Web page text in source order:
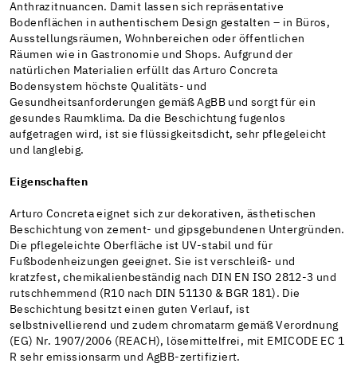
Anthrazitnuancen. Damit lassen sich repräsentative
Bodenflächen in authentischem Design gestalten – in Büros,
Ausstellungsräumen, Wohnbereichen oder öffentlichen
Räumen wie in Gastronomie und Shops. Aufgrund der
natürlichen Materialien erfüllt das Arturo Concreta
Bodensystem höchste Qualitäts- und
Gesundheitsanforderungen gemäß AgBB und sorgt für ein
gesundes Raumklima. Da die Beschichtung fugenlos
aufgetragen wird, ist sie flüssigkeitsdicht, sehr pflegeleicht
und langlebig.
Eigenschaften
Arturo Concreta eignet sich zur dekorativen, ästhetischen
Beschichtung von zement- und gipsgebundenen Untergründen.
Die pflegeleichte Oberfläche ist UV-stabil und für
Fußbodenheizungen geeignet. Sie ist verschleiß- und
kratzfest, chemikalienbeständig nach DIN EN ISO 2812-3 und
rutschhemmend (R10 nach DIN 51130 & BGR 181). Die
Beschichtung besitzt einen guten Verlauf, ist
selbstnivellierend und zudem chromatarm gemäß Verordnung
(EG) Nr. 1907/2006 (REACH), lösemittelfrei, mit EMICODE EC 1
R sehr emissionsarm und AgBB-zertifiziert.